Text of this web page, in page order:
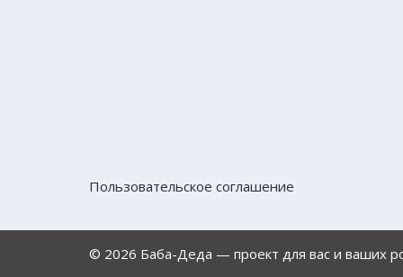
Пользовательское соглашение
© 2026 Баба-Деда — проект для вас и ваших